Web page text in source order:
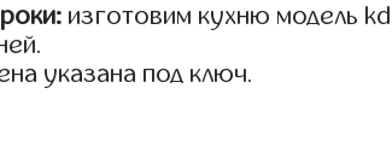
изготовим кухню модель
указана под ключ.